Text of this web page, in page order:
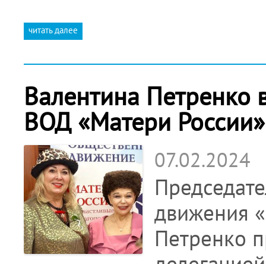
читать далее
Валентина Петренко
ВОД «Матери России»
07.02.2024
движения
Петренко